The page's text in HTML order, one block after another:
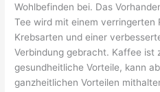
Wohlbefinden bei. Das
Tee wird mit einem verringerten
Krebsarten und einer
Verbindung gebracht. Kaffee ist
gesundheitliche Vorteile, kann
ganzheitlichen Vorteilen